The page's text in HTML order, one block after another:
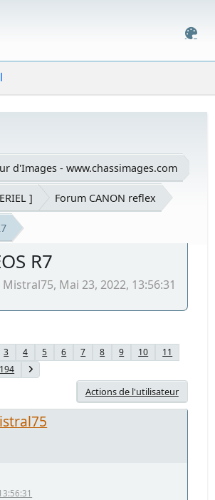
d'Images - www.chassimages.com
] Forum CANON reflex
R7
Mai 23, 2022, 13:56:31
3 4 5 6 7 8 9 10
11
194
Actions de l'utilisateur